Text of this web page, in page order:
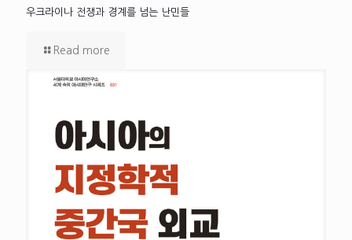
우크라이나 전쟁과 경계를 넘는 난민들
Read more